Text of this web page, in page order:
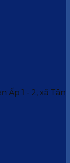
Ấp 1 - 2, xã Tân